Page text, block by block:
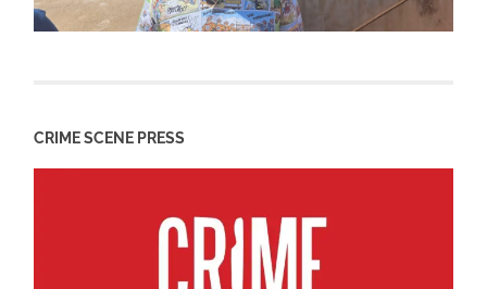
CRIME SCENE PRESS